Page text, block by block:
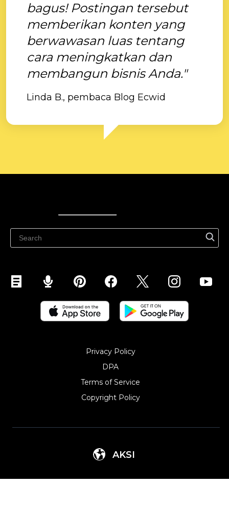
bagus! Postingan tersebut
memberikan konten yang
berwawasan luas tentang
cara meningkatkan dan
membangun bisnis Anda."
Linda B., pembaca Blog Ecwid
Privacy Policy
DPA
Terms of Service
Copyright Policy‎
AKSI